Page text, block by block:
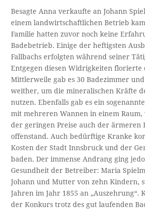
Besagte Anna verkaufte an Johann
einem landwirtschaftlichen Betrieb
Familie hatten zuvor noch keine
Badebetrieb. Einige der heftigsten
Fallbachs erfolgten während seiner
Entgegen diesen Widrigkeiten florierte
Mittlerweile gab es 30 Badezimmer
weither, um die mineralischen Kräfte
nutzen. Ebenfalls gab es ein
mit mehreren Wannen in einem Raum,
der geringen Preise auch der ärmeren
offenstand. Auch bedürftige Kranke
Kosten der Stadt Innsbruck und der
baden. Der immense Andrang ging
Gesundheit der Betreiber: Maria
Johann und Mutter von zehn Kindern,
Jahren im Jahr 1855 an „Auszehrung“.
der Konkurs trotz des gut laufenden